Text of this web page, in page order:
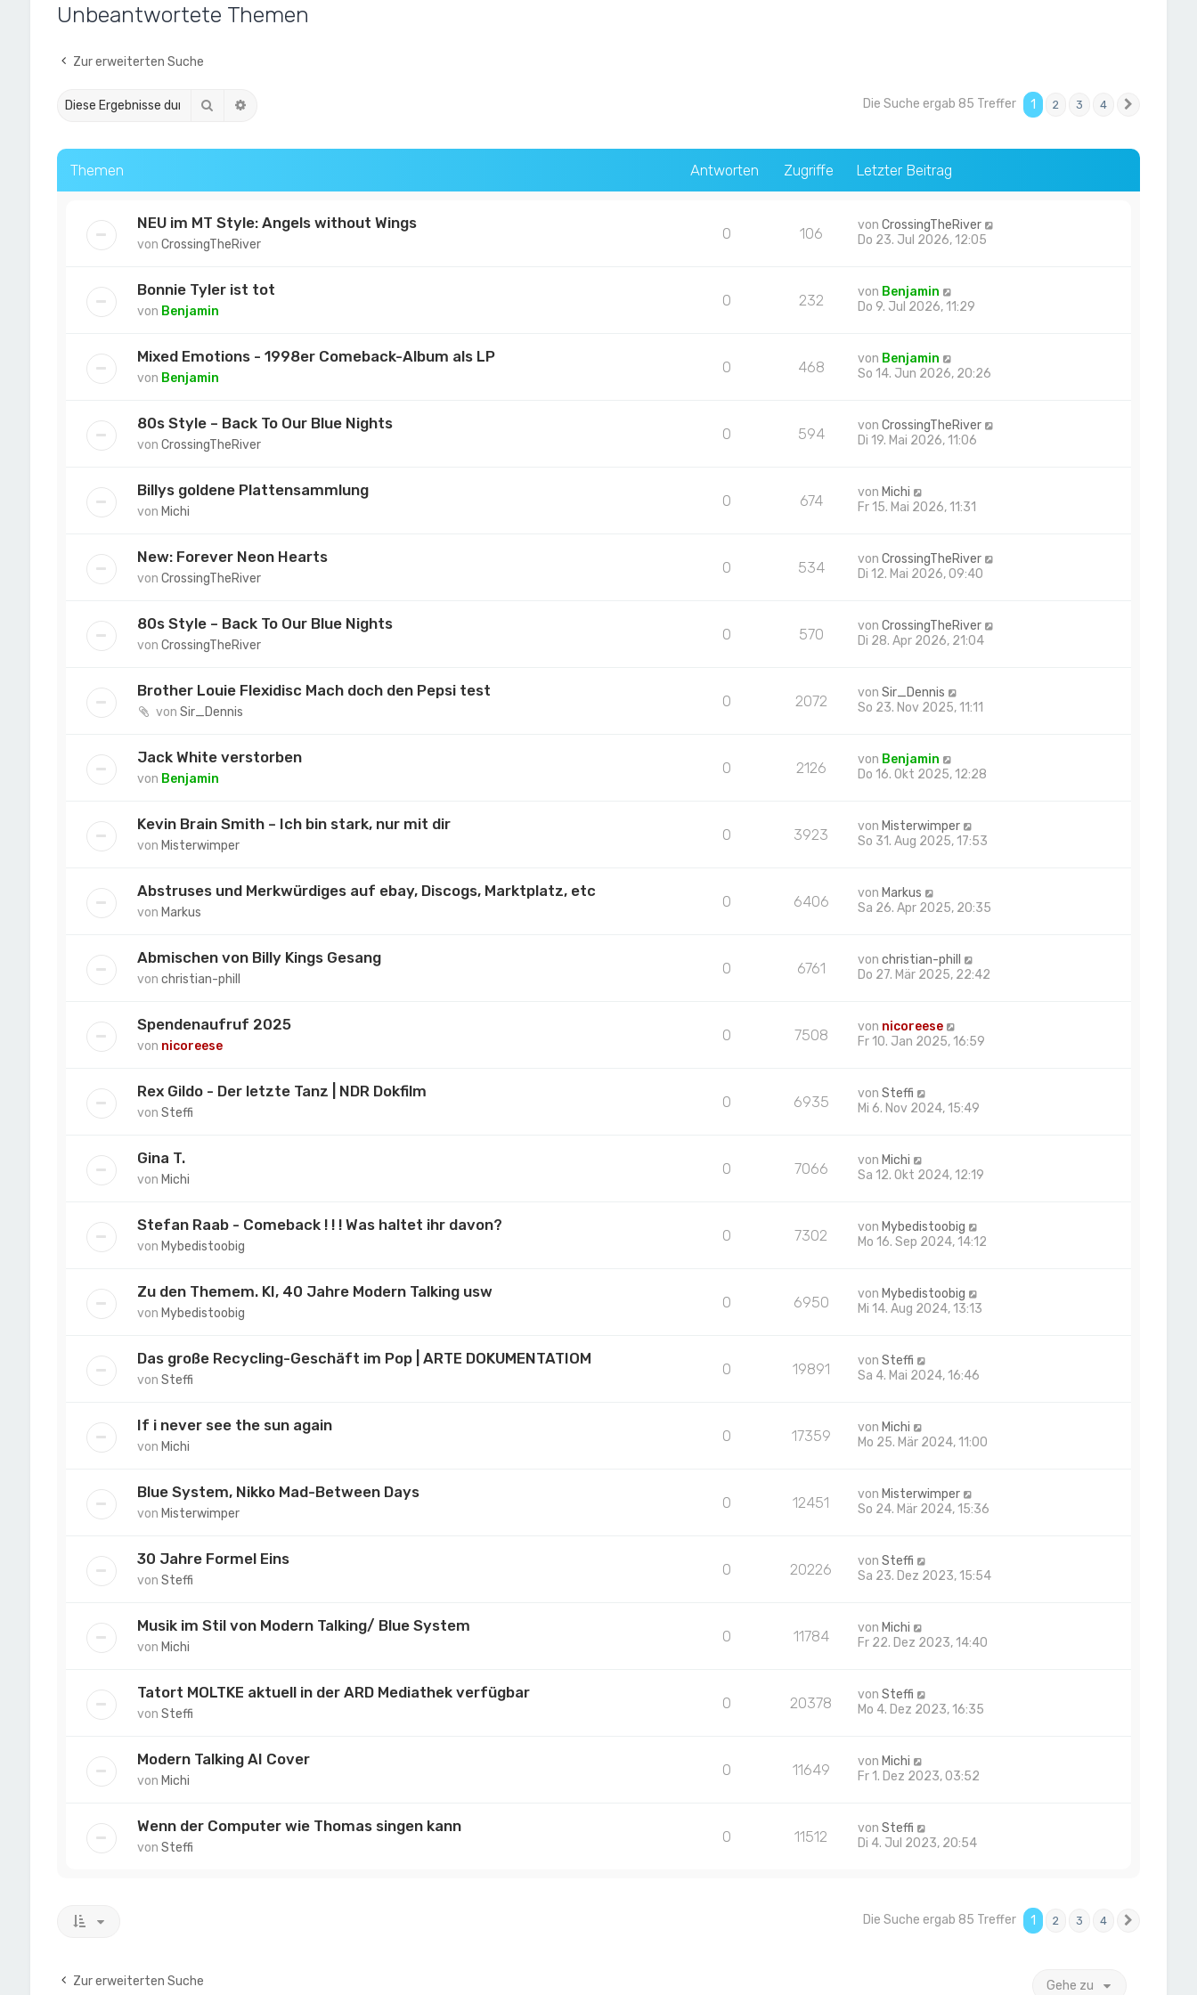
Unbeantwortete Themen
Zur erweiterten Suche
Suche Die Suche ergab 85 Treffer 1 2 3 4
Themen Antworten Zugriffe Letzter Beitrag
NEU im MT Style: Angels without Wings
von CrossingTheRiver
0 106 vonCrossingTheRiver
Do 23. Jul 2026, 12:05
Bonnie Tyler ist tot
von Benjamin
0 232 von Benjamin
Do 9. Jul 2026, 11:29
Mixed Emotions - 1998er Comeback-Album als LP
von Benjamin
0 468 von Benjamin
So 14. Jun 2026, 20:26
80s Style – Back To Our Blue Nights
von CrossingTheRiver
0 594 vonCrossingTheRiver
Di 19. Mai 2026, 11:06
Billys goldene Plattensammlung
von Michi
0 674 von Michi
Fr 15. Mai 2026, 11:31
New: Forever Neon Hearts
von CrossingTheRiver
0 534 vonCrossingTheRiver
Di 12. Mai 2026, 09:40
80s Style – Back To Our Blue Nights
von CrossingTheRiver
0 570 vonCrossingTheRiver
Di 28. Apr 2026, 21:04
Brother Louie Flexidisc Mach doch den Pepsi test
von Sir_Dennis
0 2072 vonSir_Dennis
So 23. Nov 2025, 11:11
Jack White verstorben
von Benjamin
0 2126 von Benjamin
Do 16. Okt 2025, 12:28
Kevin Brain Smith – Ich bin stark, nur mit dir
von Misterwimper
0 3923 von Misterwimper
So 31. Aug 2025, 17:53
Abstruses und Merkwürdiges auf ebay, Discogs, Marktplatz, etc
von Markus
0 6406 von Markus
Sa 26. Apr 2025, 20:35
Abmischen von Billy Kings Gesang
von christian-phill
0 6761 vonchristian-phill
Do 27. Mär 2025, 22:42
Spendenaufruf 2025
von nicoreese
0 7508 von nicoreese
Fr 10. Jan 2025, 16:59
Rex Gildo - Der letzte Tanz | NDR Dokfilm
von Steffi
0 6935 vonSteffi
Mi 6. Nov 2024, 15:49
Gina T.
von Michi
0 7066 von Michi
Sa 12. Okt 2024, 12:19
Stefan Raab - Comeback ! ! ! Was haltet ihr davon?
von Mybedistoobig
0 7302 von Mybedistoobig
Mo 16. Sep 2024, 14:12
Zu den Themem. KI, 40 Jahre Modern Talking usw
von Mybedistoobig
0 6950 von Mybedistoobig
Mi 14. Aug 2024, 13:13
Das große Recycling-Geschäft im Pop | ARTE DOKUMENTATIOM
von Steffi
0 19891 vonSteffi
Sa 4. Mai 2024, 16:46
If i never see the sun again
von Michi
0 17359 von Michi
Mo 25. Mär 2024, 11:00
Blue System, Nikko Mad-Between Days
von Misterwimper
0 12451 von Misterwimper
So 24. Mär 2024, 15:36
30 Jahre Formel Eins
von Steffi
0 20226 vonSteffi
Sa 23. Dez 2023, 15:54
Musik im Stil von Modern Talking/ Blue System
von Michi
0 11784 von Michi
Fr 22. Dez 2023, 14:40
Tatort MOLTKE aktuell in der ARD Mediathek verfügbar
von Steffi
0 20378 vonSteffi
Mo 4. Dez 2023, 16:35
Modern Talking AI Cover
von Michi
0 11649 von Michi
Fr 1. Dez 2023, 03:52
Wenn der Computer wie Thomas singen kann
von Steffi
0 11512 vonSteffi
Di 4. Jul 2023, 20:54
Die Suche ergab 85 Treffer 1 2 3 4
Zur erweiterten Suche Gehe zu